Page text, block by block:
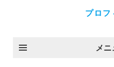
プロフ
メニ